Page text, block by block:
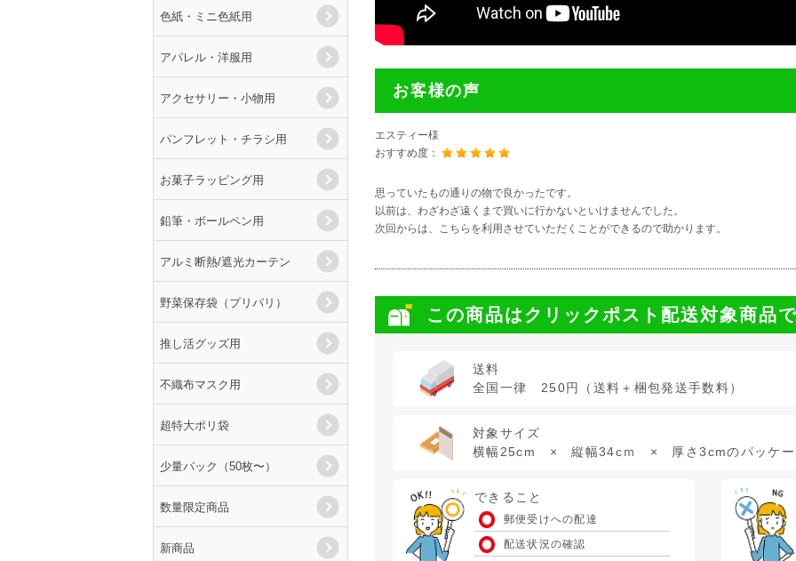
お客様の声
エスティー様
おすすめ度：
思っていたもの通りの物で良かったです。
以前は、わざわざ遠くまで買いに行かないといけませんでした。
次回からは、こちらを利用させていただくことができるので助かります。
この商品はクリックポスト配送対象商品で
送料
全国一律 250円（送料＋梱包発送手数料）
対象サイズ
横幅25cm × 縦幅34cｍ × 厚さ3cmのパッケージ
できること
郵便受けへの配達
配送状況の確認
色紙・ミニ色紙用
アパレル・洋服用
アクセサリー・小物用
パンフレット・チラシ用
お菓子ラッピング用
鉛筆・ボールペン用
アルミ断熱/遮光カーテン
野菜保存袋（プリパリ）
推し活グッズ用
不織布マスク用
超特大ポリ袋
少量パック（50枚〜）
数量限定商品
新商品